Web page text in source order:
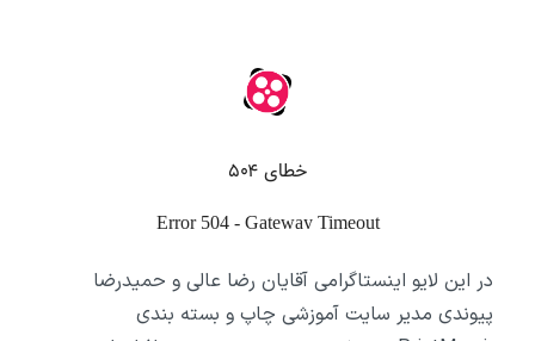
در این لایو اینستاگرامی آقایان رضا عالی و حمیدرضا
پیوندی مدیر سایت آموزشی چاپ و بسته بندی